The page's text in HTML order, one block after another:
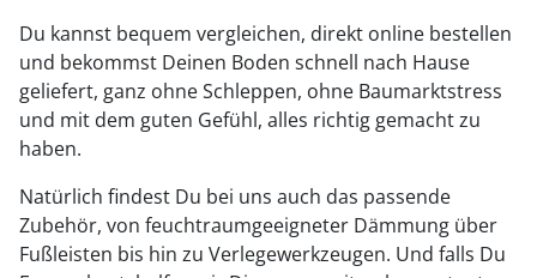
Du kannst bequem vergleichen, direkt online bestellen
und bekommst Deinen Boden schnell nach Hause
geliefert, ganz ohne Schleppen, ohne Baumarktstress
und mit dem guten Gefühl, alles richtig gemacht zu
haben.
Natürlich findest Du bei uns auch das passende
Zubehör, von feuchtraumgeeigneter Dämmung über
Fußleisten bis hin zu Verlegewerkzeugen. Und falls Du